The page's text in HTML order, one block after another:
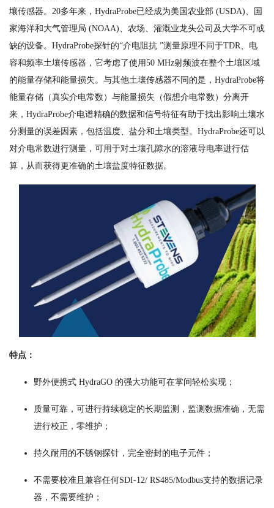
壤传感器。20多年来，HydraProbe已经成为美国农业部 (USDA)、国
家海洋和大气管理局 (NOAA)、农场、灌溉业龙头公司及大学不可或
缺的设备。 HydraProbe探针的“介电阻抗 ”测量原理不同于TDR、电
容和频率土壤传感器，它考虑了使用50 MHz射频波在整个土壤区域
的能量存储和能量损失。与其他土壤传感器不同的是， HydraProbe将
能量存储（真实介电常数）与能量损失（假想介电常数）分离开
来， HydraProbe介电谱精确的数据和信号特征有助于找出影响土壤水
分测量的误差因素，包括温度、盐分和土壤类型。 HydraProbe还可以
对介电常数进行测量，可用于对土壤孔隙水的溶液导电率进行估
算，从而获得更准确的土壤盐度特征数据。
特点：
野外便携式 HydraGO 的强大功能可在掌间轻松实现；
质量可靠，可进行持续稳定的长期监测，监测数据准确，无需
进行校正，零维护；
持久耐用的不锈钢探针，完全密封的电子元件；
不需要校准且兼容任何SDI-12/ RS485/Modbus支持的数据记录
器，不需要维护；